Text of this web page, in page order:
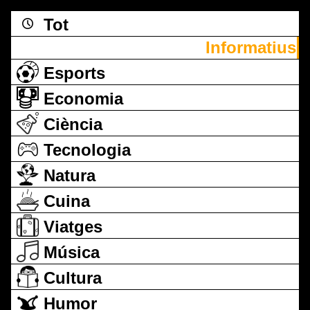
Tot
Informatius
Esports
Economia
Ciència
Tecnologia
Natura
Cuina
Viatges
Música
Cultura
Humor